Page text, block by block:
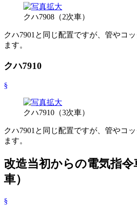
クハ7908（2次車）
クハ7901と同じ配置ですが、管やコ
ます。
クハ7910
§
クハ7910（3次車）
クハ7901と同じ配置ですが、管やコ
ます。
改造当初からの電気指令
車）
§